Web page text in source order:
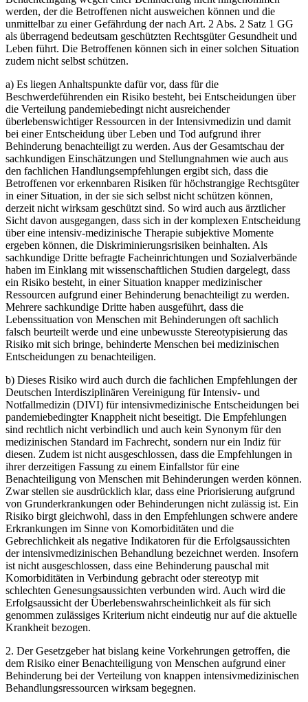
werden, der die Betroffenen nicht ausweichen können und die
unmittelbar zu einer Gefährdung der nach Art. 2 Abs. 2 Satz 1 GG
als überragend bedeutsam geschützten Rechtsgüter Gesundheit und
Leben führt. Die Betroffenen können sich in einer solchen Situation
zudem nicht selbst schützen.
a) Es liegen Anhaltspunkte dafür vor, dass für die
Beschwerdeführenden ein Risiko besteht, bei Entscheidungen über
die Verteilung pandemiebedingt nicht ausreichender
überlebenswichtiger Ressourcen in der Intensivmedizin und damit
bei einer Entscheidung über Leben und Tod aufgrund ihrer
Behinderung benachteiligt zu werden. Aus der Gesamtschau der
sachkundigen Einschätzungen und Stellungnahmen wie auch aus
den fachlichen Handlungsempfehlungen ergibt sich, dass die
Betroffenen vor erkennbaren Risiken für höchstrangige Rechtsgüter
in einer Situation, in der sie sich selbst nicht schützen können,
derzeit nicht wirksam geschützt sind. So wird auch aus ärztlicher
Sicht davon ausgegangen, dass sich in der komplexen Entscheidung
über eine intensiv-medizinische Therapie subjektive Momente
ergeben können, die Diskriminierungsrisiken beinhalten. Als
sachkundige Dritte befragte Facheinrichtungen und Sozialverbände
haben im Einklang mit wissenschaftlichen Studien dargelegt, dass
ein Risiko besteht, in einer Situation knapper medizinischer
Ressourcen aufgrund einer Behinderung benachteiligt zu werden.
Mehrere sachkundige Dritte haben ausgeführt, dass die
Lebenssituation von Menschen mit Behinderungen oft sachlich
falsch beurteilt werde und eine unbewusste Stereotypisierung das
Risiko mit sich bringe, behinderte Menschen bei medizinischen
Entscheidungen zu benachteiligen.
b) Dieses Risiko wird auch durch die fachlichen Empfehlungen der
Deutschen Interdisziplinären Vereinigung für Intensiv- und
Notfallmedizin (DIVI) für intensivmedizinische Entscheidungen bei
pandemiebedingter Knappheit nicht beseitigt. Die Empfehlungen
sind rechtlich nicht verbindlich und auch kein Synonym für den
medizinischen Standard im Fachrecht, sondern nur ein Indiz für
diesen. Zudem ist nicht ausgeschlossen, dass die Empfehlungen in
ihrer derzeitigen Fassung zu einem Einfallstor für eine
Benachteiligung von Menschen mit Behinderungen werden können.
Zwar stellen sie ausdrücklich klar, dass eine Priorisierung aufgrund
von Grunderkrankungen oder Behinderungen nicht zulässig ist. Ein
Risiko birgt gleichwohl, dass in den Empfehlungen schwere andere
Erkrankungen im Sinne von Komorbiditäten und die
Gebrechlichkeit als negative Indikatoren für die Erfolgsaussichten
der intensivmedizinischen Behandlung bezeichnet werden. Insofern
ist nicht ausgeschlossen, dass eine Behinderung pauschal mit
Komorbiditäten in Verbindung gebracht oder stereotyp mit
schlechten Genesungsaussichten verbunden wird. Auch wird die
Erfolgsaussicht der Überlebenswahrscheinlichkeit als für sich
genommen zulässiges Kriterium nicht eindeutig nur auf die aktuelle
Krankheit bezogen.
2. Der Gesetzgeber hat bislang keine Vorkehrungen getroffen, die
dem Risiko einer Benachteiligung von Menschen aufgrund einer
Behinderung bei der Verteilung von knappen intensivmedizinischen
Behandlungsressourcen wirksam begegnen.